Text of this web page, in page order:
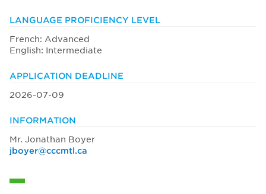
LANGUAGE PROFICIENCY LEVEL
French: Advanced
English: Intermediate
APPLICATION DEADLINE
2026-07-09
INFORMATION
Mr. Jonathan Boyer
jboyer@cccmtl.ca